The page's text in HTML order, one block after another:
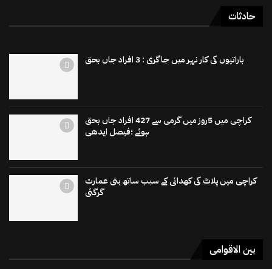
حادثات
باراتیوں کی کار نہر میں جاگری : 3 افراد جاں بحق
کراچی میں 5روز میں گرمی سے 427 افراد جاں بحق
ہوئے ؛فیصل ایدھی
کراچی میں پلاٹ کی کھدائی کے سبب ساتھ بنی عمارت
گرگئی
بین الاقوامی